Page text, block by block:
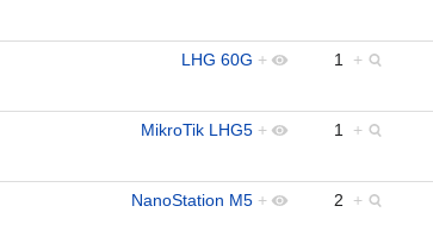
LHG 60G + 1 +
MikroTik LHG5 + 1 +
NanoStation M5 + 2 +